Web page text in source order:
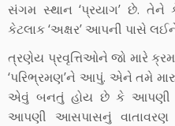
સંગમ સ્થાન ‘પ્રયાગ’ છે. તેને
કેટલાક ‘અક્ષર’ આપની પાસે
ત્રણેય પ્રવૃત્તિઓને જો મારે
‘પરિભ્રમણ’ને આપું. એને તમે મારું
એવું બનતું હોય છે કે આપણી
આપણી આસપાસનું